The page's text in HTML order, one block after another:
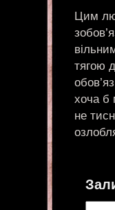
Цим
тягою
хоча б
не